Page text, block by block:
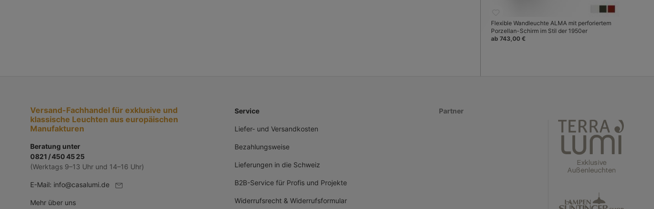
Flexible Wandleuchte ALMA mit perforiertem
Porzellan-Schirm im Stil der 1950er
ab 743,00 €
Versand-Fachhandel für exklusive und
klassische Leuchten aus europäischen
Manufakturen
Beratung unter
0821 / 450 45 25
(Werktags 9–13 Uhr und 14–16 Uhr)
E-Mail: info@casalumi.de
Mehr über uns
Service
Liefer- und Versandkosten
Bezahlungsweise
Lieferungen in die Schweiz
B2B-Service für Profis und Projekte
Widerrufsrecht & Widerrufsformular
Partner